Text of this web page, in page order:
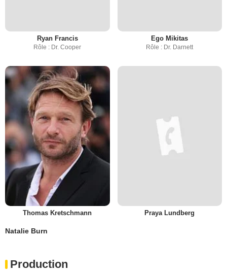
Ryan Francis
Rôle : Dr. Cooper
Ego Mikitas
Rôle : Dr. Darnett
Thomas Kretschmann Praya Lundberg
Natalie Burn
Production